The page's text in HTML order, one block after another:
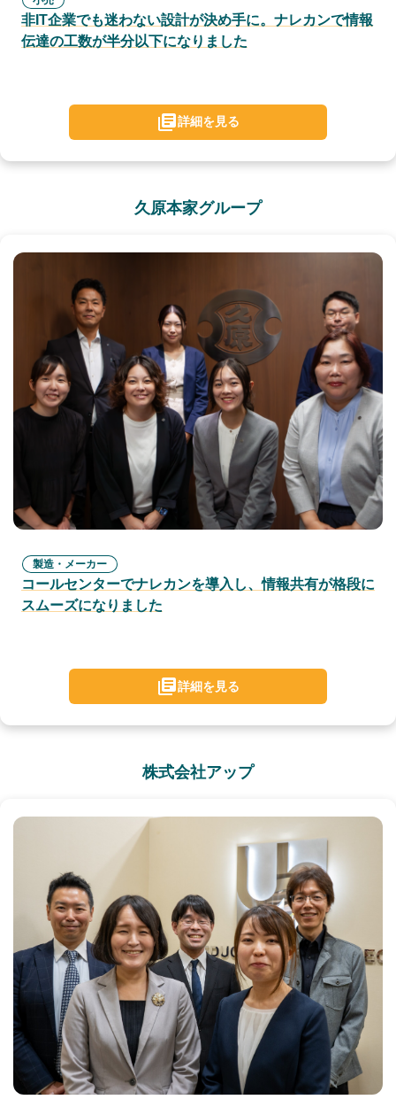
非IT企業でも迷わない設計が決め手に。ナレカンで情報
伝達の工数が半分以下になりました
詳細を見る
久原本家グループ
製造・メーカー
コールセンターでナレカンを導入し、情報共有が格段に
スムーズになりました
詳細を見る
株式会社アップ